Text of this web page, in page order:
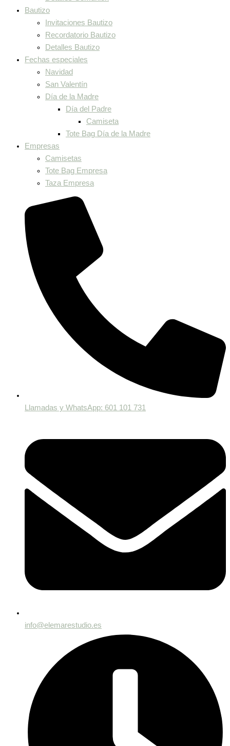
Bautizo
Invitaciones Bautizo
Recordatorio Bautizo
Detalles Bautizo
Fechas especiales
Navidad
San Valentín
Día de la Madre
Día del Padre
Camiseta
Tote Bag Día de la Madre
Empresas
Camisetas
Tote Bag Empresa
Taza Empresa
Llamadas y WhatsApp: 601 101 731
info@elemarestudio.es